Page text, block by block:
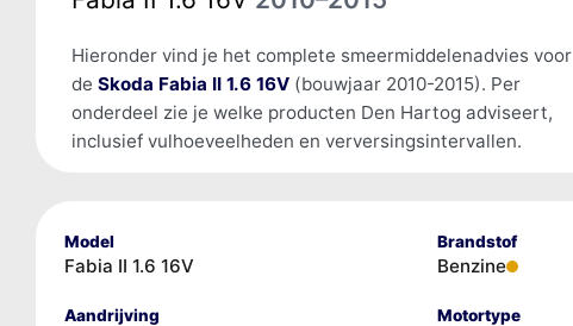
Hieronder vind je het complete smeermiddelenadvies voor
de Skoda Fabia II 1.6 16V(bouwjaar 2010-2015). Per
onderdeel zie je welke producten Den Hartog adviseert,
inclusief vulhoeveelheden en verversingsintervallen.
Model
Fabia II 1.6 16V
Brandstof
Benzine
Aandrijving Motortype